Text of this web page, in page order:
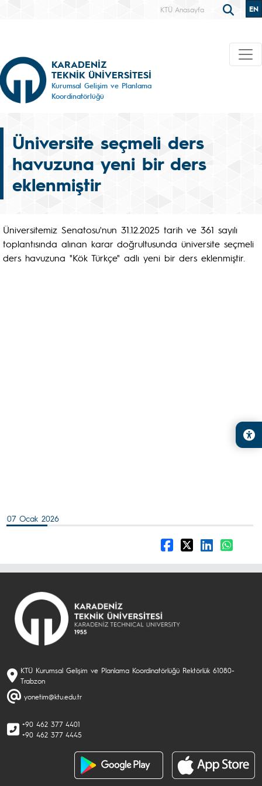
KTÜ Anasayfa EN
KARADENİZ
TEKNİK ÜNİVERSİTESİ
Kurumsal Gelişim ve Planlama
Koordinatörlüğü
Üniversite seçmeli ders
havuzuna yeni bir ders
eklenmiştir
Üniversitemiz Senatosu'nun 31.12.2025 tarih ve 361 sayılı
toplantısında alınan karar doğrultusunda üniversite seçmeli
ders havuzuna "Kök Türkçe" adlı yeni bir ders eklenmiştir.
07 Ocak 2026
KTÜ Kurumsal Gelişim ve Planlama Koordinatörlüğü Rektörlük 61080-
Trabzon
yonetim@ktu.edu.tr
+90 462 377 4401
+90 462 377 4445